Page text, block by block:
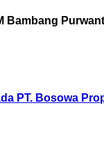
Bambang
PT. Bosowa